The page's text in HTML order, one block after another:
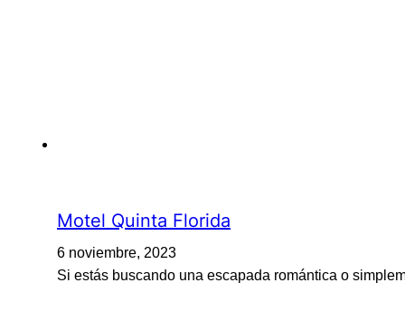
Motel Quinta Florida
6 noviembre, 2023
Si estás buscando una escapada romántica o